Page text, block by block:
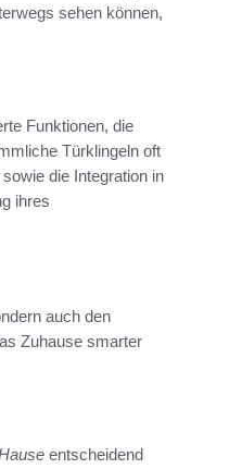
sehen können,
Funktionen, die
Türklingeln oft
die Integration in
ihres
auch den
Zuhause smarter
entscheidend